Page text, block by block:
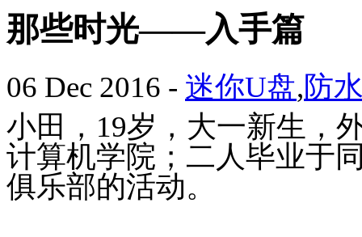
那些时光——入手篇
06 Dec 2016 - 迷你U盘,防
小田，19岁，大一新生，
计算机学院；二人毕业于
俱乐部的活动。